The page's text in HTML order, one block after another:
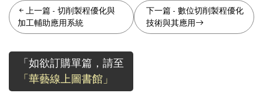
上一篇 - 切削製程優化與
加工輔助應用系統
下一篇 -數位切削製程優化
技術與其應用
「如欲訂購單篇，請至
「華藝線上圖書館」